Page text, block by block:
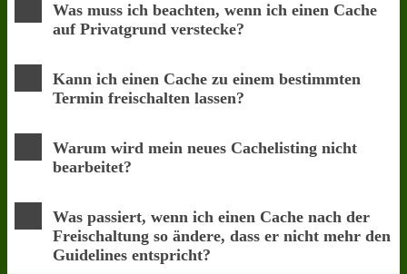
Was muss ich beachten, wenn ich einen Cache
auf Privatgrund verstecke?
Kann ich einen Cache zu einem bestimmten
Termin freischalten lassen?
Warum wird mein neues Cachelisting nicht
bearbeitet?
Was passiert, wenn ich einen Cache nach der
Freischaltung so ändere, dass er nicht mehr den
Guidelines entspricht?